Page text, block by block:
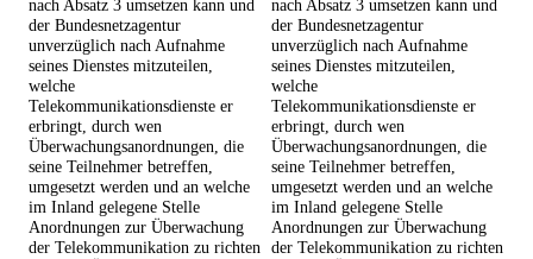
nach Absatz 3 umsetzen kann und
der Bundesnetzagentur
unverzüglich nach Aufnahme
seines Dienstes mitzuteilen,
welche
Telekommunikationsdienste er
erbringt, durch wen
Überwachungsanordnungen, die
seine Teilnehmer betreffen,
umgesetzt werden und an welche
im Inland gelegene Stelle
Anordnungen zur Überwachung
der Telekommunikation zu richten
nach Absatz 3 umsetzen kann und
der Bundesnetzagentur
unverzüglich nach Aufnahme
seines Dienstes mitzuteilen,
welche
Telekommunikationsdienste er
erbringt, durch wen
Überwachungsanordnungen, die
seine Teilnehmer betreffen,
umgesetzt werden und an welche
im Inland gelegene Stelle
Anordnungen zur Überwachung
der Telekommunikation zu richten